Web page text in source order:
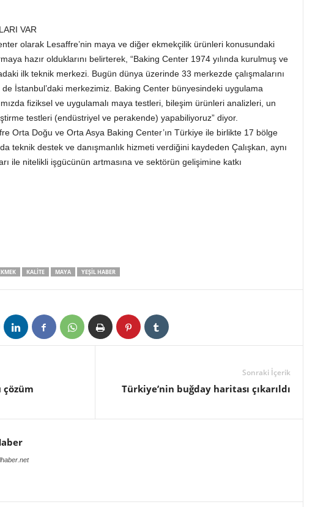
VAR
olarak Lesaffre’nin maya ve diğer ekmekçilik ürünleri konusundaki
hazır olduklarını belirterek, “Baking Center 1974 yılında kurulmuş ve
ilk teknik merkezi. Bugün dünya üzerinde 33 merkezde çalışmalarını
İstanbul’daki merkezimiz. Baking Center bünyesindeki uygulama
fiziksel ve uygulamalı maya testleri, bileşim ürünleri analizleri, un
testleri (endüstriyel ve perakende) yapabiliyoruz” diyor.
Orta Doğu ve Orta Asya Baking Center’ın Türkiye ile birlikte 17 bölge
teknik destek ve danışmanlık hizmeti verdiğini kaydeden Çalışkan, aynı
ile nitelikli işgücünün artmasına ve sektörün gelişimine katkı
KALITE MAYA YEŞIL HABER
çözüm
Sonraki İçerik
Türkiye’nin buğday haritası çıkarıldı